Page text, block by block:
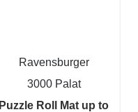
Ravensburger
3000 Palat
Puzzle Roll Mat up to